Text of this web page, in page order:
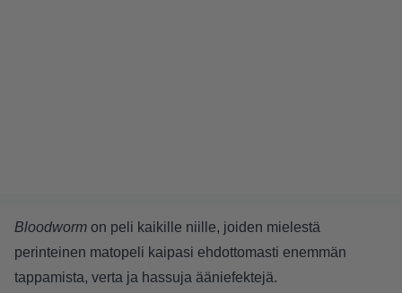
Bloodworm on peli kaikille niille, joiden mielestä
perinteinen matopeli kaipasi ehdottomasti enemmän
tappamista, verta ja hassuja ääniefektejä.